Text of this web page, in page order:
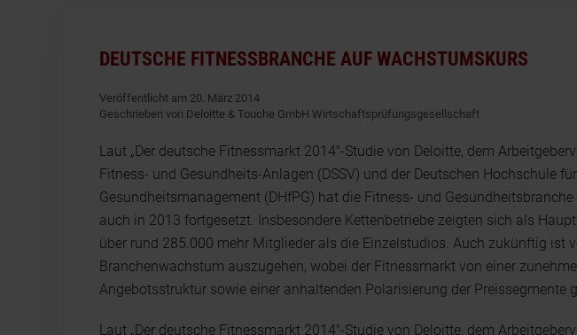
DEUTSCHE FITNESSBRANCHE AUF WACHSTUMSKURS
Veröffentlicht am 20. März 2014
Geschrieben von Deloitte & Touche GmbH Wirtschaftsprüfungsgesellschaft
Laut „Der deutsche Fitnessmarkt 2014"-Studie von Deloitte, dem
Fitness- und Gesundheits-Anlagen (DSSV) und der Deutschen Hochschule
Gesundheitsmanagement (DHfPG) hat die Fitness- und
auch in 2013 fortgesetzt. Insbesondere Kettenbetriebe zeigten sich als
über rund 285.000 mehr Mitglieder als die Einzelstudios. Auch zukünftig ist
Branchenwachstum auszugehen, wobei der Fitnessmarkt von einer
Angebotsstruktur sowie einer anhaltenden Polarisierung der Preissegmente
Laut „Der deutsche Fitnessmarkt 2014"-Studie von Deloitte, dem